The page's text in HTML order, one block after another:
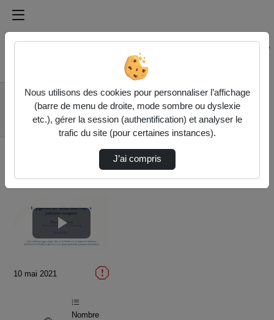
Médiathèque de l'université Paris
Rechercher un média sur Médiathèque de l'université
Accueil
Vidéos
Le jugement par
défaut dans l'espace
Lire
vidéo
10 mai 2021
Nombre
Nous utilisons des cookies pour personnaliser l’affichage
(barre de menu de droite, mode sombre ou dyslexie
etc.), gérer la session (authentification) et analyser le
trafic du site (pour certaines instances).
J’ai compris